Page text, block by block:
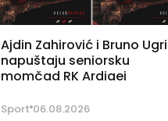
Ajdin Zahirović i Bruno
napuštaju seniorsku
momčad RK Ardiaei
Sport 06.08.2026